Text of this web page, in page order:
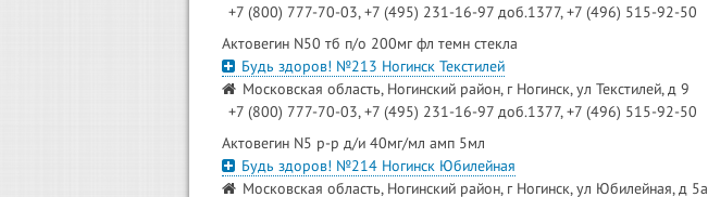
+7 (800) 777-70-03, +7 (495) 231-16-97 доб.1377, +7 (496) 515-92-50
Актовегин N50 тб п/о 200мг фл темн стекла
Будь здоров! №213 Ногинск Текстилей
Московская область, Ногинский район, г Ногинск, ул Текстилей, д 9
+7 (800) 777-70-03, +7 (495) 231-16-97 доб.1377, +7 (496) 515-92-50
Актовегин N5 р-р д/и 40мг/мл амп 5мл
Будь здоров! №214 Ногинск Юбилейная
Московская область, Ногинский район, г Ногинск, ул Юбилейная, д 5а